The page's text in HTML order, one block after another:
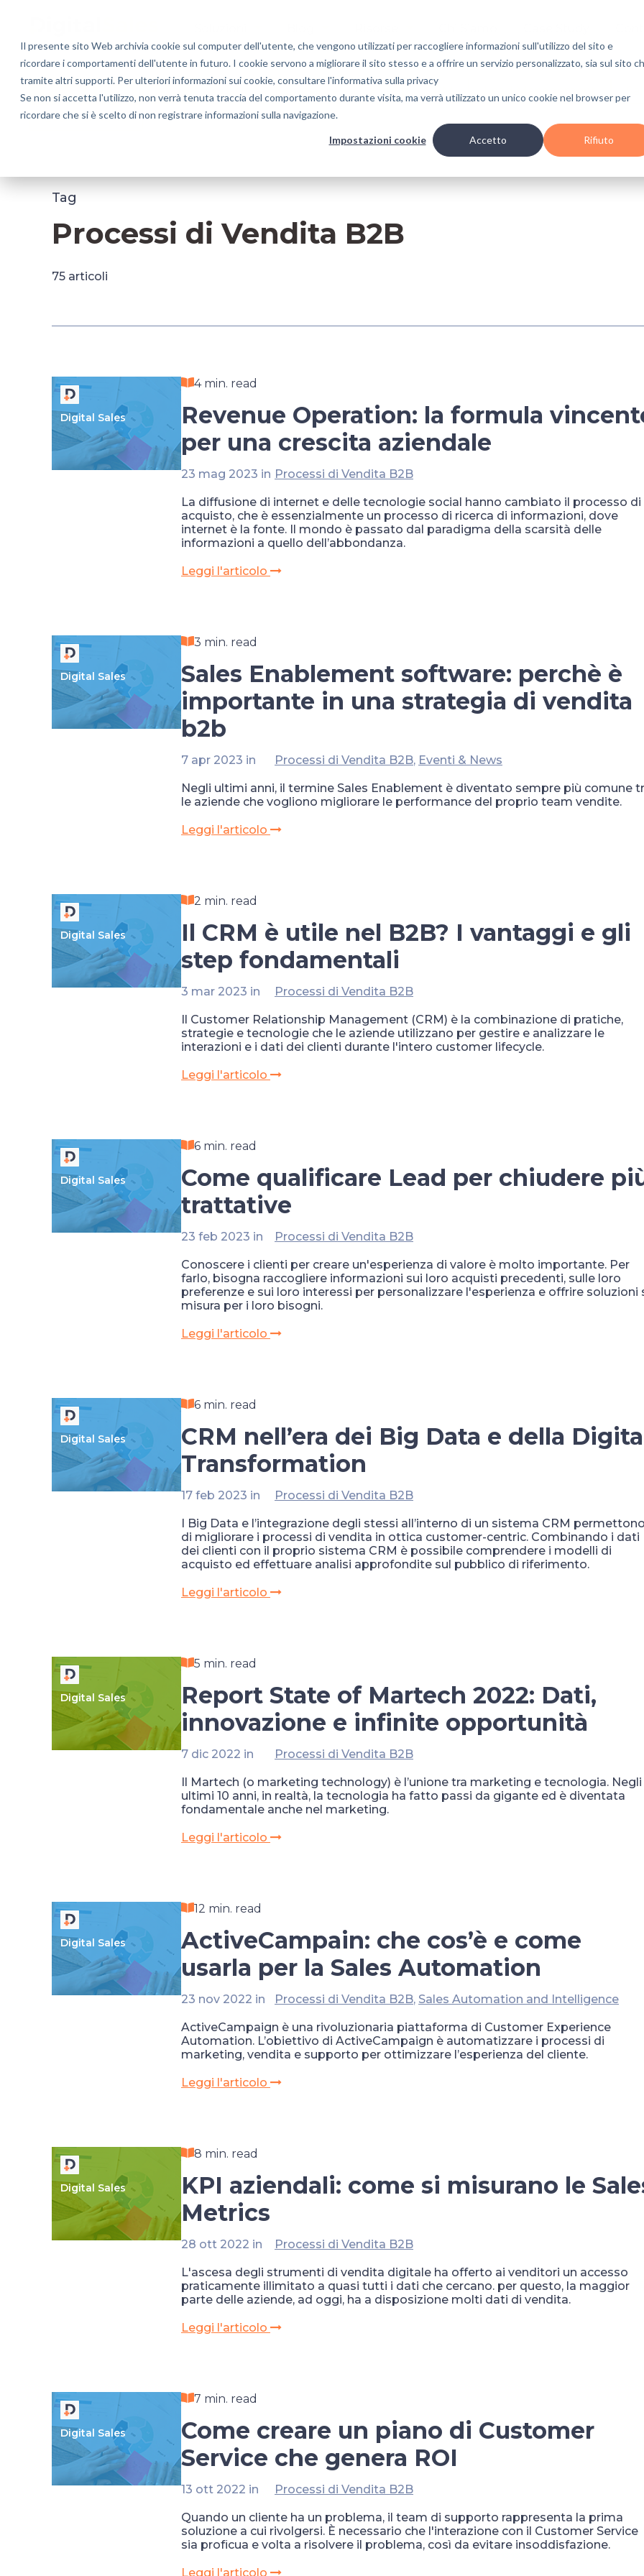
Il presente sito Web archivia cookie sul computer dell'utente, che vengono utilizzati per raccogliere informazioni sull'utilizzo del sito e
ricordare i comportamenti dell'utente in futuro. I cookie servono a migliorare il sito stesso e a offrire un servizio personalizzato, sia sul sito
tramite altri supporti. Per ulteriori informazioni sui cookie, consultare l'informativa sulla privacy
Se non si accetta l'utilizzo, non verrà tenuta traccia del comportamento durante visita, ma verrà utilizzato un unico cookie nel browser per
ricordare che si è scelto di non registrare informazioni sulla navigazione.
Impostazioni cookie Accetto Rifiuto
Processi di Vendita B2B Customer Experience HubSpot CRM Lead Management
Eventi & News
Tag
Processi di Vendita B2B
75 articoli
Digital Sales
4 min. read
Revenue Operation: la formula
per una crescita aziendale
23 mag 2023 in Processi di Vendita B2B
La diffusione di internet e delle tecnologie social hanno cambiato il processo di
acquisto, che è essenzialmente un processo di ricerca di informazioni, dove
internet è la fonte. Il mondo è passato dal paradigma della scarsità delle
informazioni a quello dell’abbondanza.
Leggi l'articolo
Digital Sales
3 min. read
Sales Enablement software: perchè è
importante in una strategia di vendita
b2b
7 apr 2023 in Processi di Vendita B2B, Eventi & News
Negli ultimi anni, il termine Sales Enablement è diventato sempre più comune
le aziende che vogliono migliorare le performance del proprio team vendite.
Leggi l'articolo
Digital Sales
2 min. read
Il CRM è utile nel B2B? I vantaggi e gli
step fondamentali
3 mar 2023 in Processi di Vendita B2B
Il Customer Relationship Management (CRM) è la combinazione di pratiche,
strategie e tecnologie che le aziende utilizzano per gestire e analizzare le
interazioni e i dati dei clienti durante l'intero customer lifecycle.
Leggi l'articolo
Digital Sales
6 min. read
Come qualificare Lead per chiudere
trattative
23 feb 2023 in Processi di Vendita B2B
Conoscere i clienti per creare un'esperienza di valore è molto importante. Per
farlo, bisogna raccogliere informazioni sui loro acquisti precedenti, sulle loro
preferenze e sui loro interessi per personalizzare l'esperienza e offrire soluzioni
misura per i loro bisogni.
Leggi l'articolo
Digital Sales
6 min. read
CRM nell’era dei Big Data e della
Transformation
17 feb 2023 in Processi di Vendita B2B
I Big Data e l’integrazione degli stessi all’interno di un sistema CRM
di migliorare i processi di vendita in ottica customer-centric. Combinando i dati
dei clienti con il proprio sistema CRM è possibile comprendere i modelli di
acquisto ed effettuare analisi approfondite sul pubblico di riferimento.
Leggi l'articolo
Digital Sales
5 min. read
Report State of Martech 2022: Dati,
innovazione e infinite opportunità
7 dic 2022 in Processi di Vendita B2B
Il Martech (o marketing technology) è l’unione tra marketing e tecnologia. Negli
ultimi 10 anni, in realtà, la tecnologia ha fatto passi da gigante ed è diventata
fondamentale anche nel marketing.
Leggi l'articolo
Digital Sales
12 min. read
ActiveCampain: che cos’è e come
usarla per la Sales Automation
23 nov 2022 in Processi di Vendita B2B, Sales Automation and Intelligence
ActiveCampaign è una rivoluzionaria piattaforma di Customer Experience
Automation. L’obiettivo di ActiveCampaign è automatizzare i processi di
marketing, vendita e supporto per ottimizzare l’esperienza del cliente.
Leggi l'articolo
Digital Sales
8 min. read
KPI aziendali: come si misurano le
Metrics
28 ott 2022 in Processi di Vendita B2B
L'ascesa degli strumenti di vendita digitale ha offerto ai venditori un accesso
praticamente illimitato a quasi tutti i dati che cercano. per questo, la maggior
parte delle aziende, ad oggi, ha a disposizione molti dati di vendita.
Leggi l'articolo
Digital Sales
7 min. read
Come creare un piano di Customer
Service che genera ROI
13 ott 2022 in Processi di Vendita B2B
Quando un cliente ha un problema, il team di supporto rappresenta la prima
soluzione a cui rivolgersi. È necessario che l'interazione con il Customer Service
sia proficua e volta a risolvere il problema, così da evitare insoddisfazione.
Leggi l'articolo